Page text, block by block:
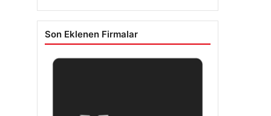
Son Eklenen Firmalar